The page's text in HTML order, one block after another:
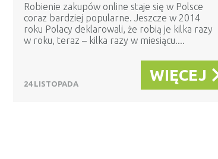
Robienie zakupów online staje się w Polsce
coraz bardziej popularne. Jeszcze w 2014
roku Polacy deklarowali, że robią je kilka razy
w roku, teraz – kilka razy w miesiącu....
24 LISTOPADA WIĘCEJ